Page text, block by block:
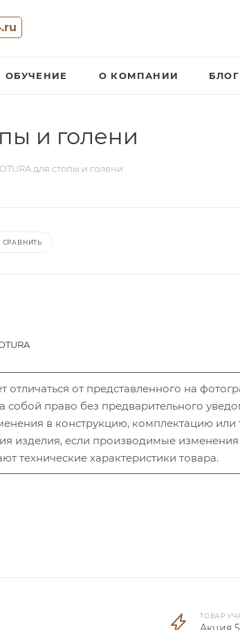
ОБУЧЕНИЕ О КОМПАНИИ БЛОГ
и голени
для стопы и голени
СРАВНИТЬ
отличаться от представленного на
собой право без предварительного
в конструкцию, комплектацию или
изделия, если производимые
технические характеристики товара.
ТОВАР